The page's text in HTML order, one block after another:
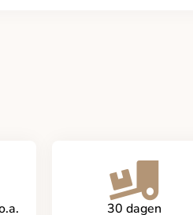
30 dagen